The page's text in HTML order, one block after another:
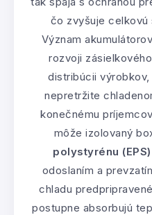
čo zvyšuje
Význam
rozvoji
distribúcii
nepretržite
konečnému
môže izolovaný
polystyrénu (EPS)
odoslaním a
chladu
postupne absorbujú